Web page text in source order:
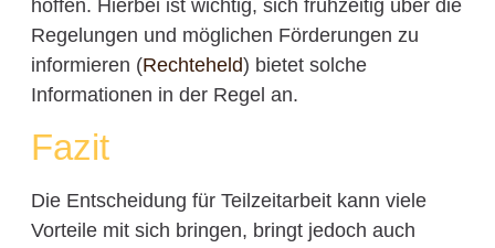
hoffen. Hierbei ist wichtig, sich frühzeitig über die
Regelungen und möglichen Förderungen zu
informieren (Rechteheld) bietet solche
Informationen in der Regel an.
Fazit
Die Entscheidung für Teilzeitarbeit kann viele
Vorteile mit sich bringen, bringt jedoch auch